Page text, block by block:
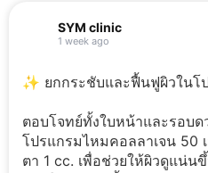
SYM clinic
1 week ago
✨ ยกกระชับและฟื้นฟูผิวในโป
ตอบโจทย์ทั้งใบหน้าและรอบด
โปรแกรมไหมคอลลาเจน 50
ตา 1 cc. เพื่อช่วยให้ผิวดูแน่น